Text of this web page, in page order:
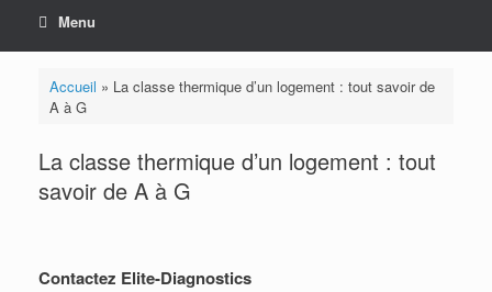
Menu
Accueil » La classe thermique d’un logement : tout savoir de
A à G
La classe thermique d’un logement : tout
savoir de A à G
Contactez Elite-Diagnostics